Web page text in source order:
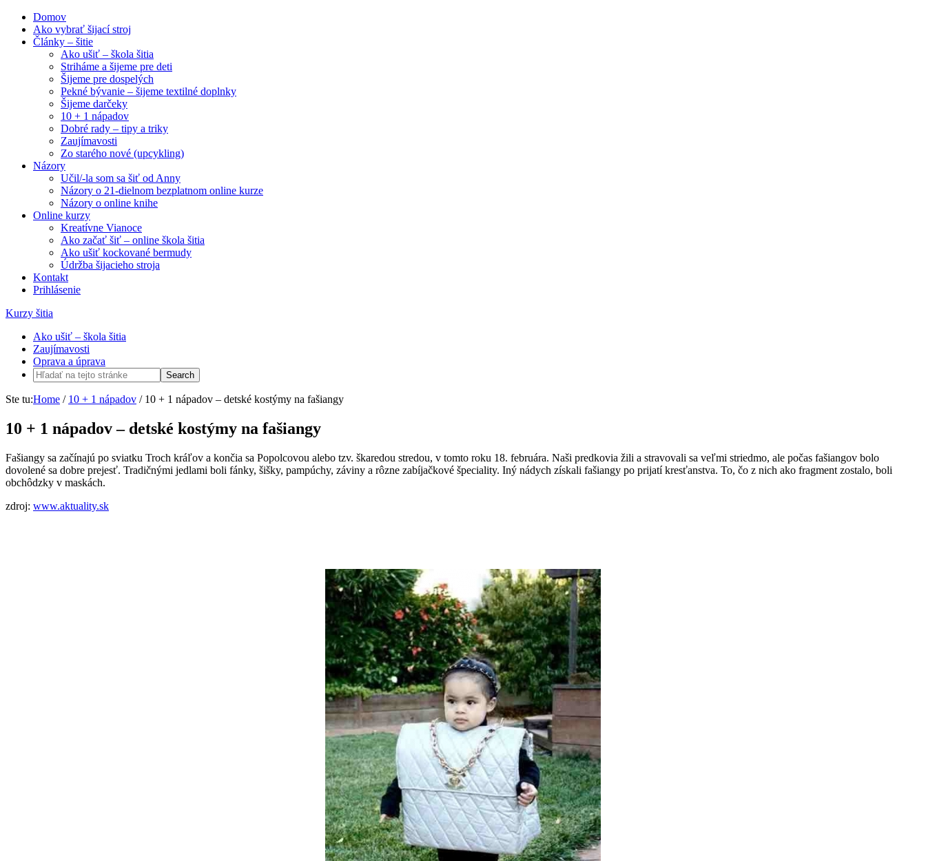
Domov
Ako vybrať šijací stroj
Články – šitie
Ako ušiť – škola šitia
Striháme a šijeme pre deti
Šijeme pre dospelých
Pekné bývanie – šijeme textilné doplnky
Šijeme darčeky
10 + 1 nápadov
Dobré rady – tipy a triky
Zaujímavosti
Zo starého nové (upcykling)
Názory
Učil/-la som sa šiť od Anny
Názory o 21-dielnom bezplatnom online kurze
Názory o online knihe
Online kurzy
Kreatívne Vianoce
Ako začať šiť – online škola šitia
Ako ušiť kockované bermudy
Údržba šijacieho stroja
Kontakt
Prihlásenie
Kurzy šitia
Ako ušiť – škola šitia
Zaujímavosti
Oprava a úprava
Ste tu:Home / 10 + 1 nápadov /10 + 1 nápadov – detské kostýmy na fašiangy
10 + 1 nápadov – detské kostýmy na fašiangy
Fašiangy sa začínajú po sviatku Troch kráľov a končia sa Popolcovou alebo tzv. škaredou stredou, v tomto roku 18. februára. Naši predkovia žili a stravovali sa veľmi striedmo, ale počas fašiangov bolo
dovolené sa dobre prejesť. Tradičnými jedlami boli fánky, šišky, pampúchy, záviny a rôzne zabíjačkové špeciality. Iný nádych získali fašiangy po prijatí kresťanstva. To, čo z nich ako fragment zostalo, boli
obchôdzky v maskách.
zdroj: www.aktuality.sk